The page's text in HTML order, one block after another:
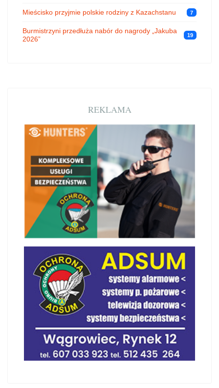
Mieścisko przyjmie polskie rodziny z Kazachstanu 7
Burmistrzyni przedłuża nabór do nagrody „Jakuba
2026”
19
REKLAMA